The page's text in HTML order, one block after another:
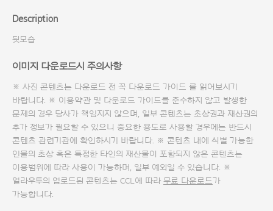
Description
뒷모습
이미지 다운로드시 주의사항
※ 사진 콘텐츠는 다운로드 전 꼭 다운로드 가이드 를 읽어보시기
바랍니다. ※ 이용약관 및 다운로드 가이드를 준수하지 않고 발생한
문제의 경우 당사가 책임지지 않으며, 일부 콘텐츠는 초상권과 재산권의
추가 정보가 필요할 수 있으니 중요한 용도로 사용할 경우에는 반드시
콘텐츠 관련기관에 확인하시기 바랍니다. ※ 콘텐츠 내에 식별 가능한
인물의 초상 혹은 특정한 타인의 재산물이 포함되지 않은 콘텐츠는
이용범위에 따라 사용이 가능하며, 일부 예외일 수 있습니다. ※
얼라우투의 업로드된 콘텐츠는 CCL에 따라 무료 다운로드가
가능합니다.